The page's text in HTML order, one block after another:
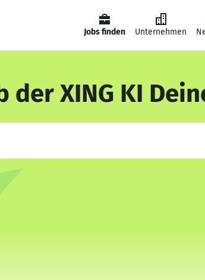
Jobs finden Unternehmen
der XING KI